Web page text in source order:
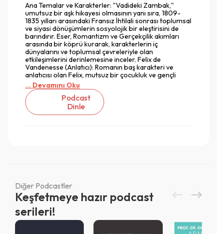
Ana Temalar ve Karakterler: "Vadideki Zambak,"
umutsuz bir aşk hikayesi olmasının yanı sıra, 1809-
1835 yılları arasındaki Fransız İhtilali sonrası toplumsal
ve siyasi dönüşümlerin sosyolojik bir eleştirisini de
barındırır. Eser, Romantizm ve Gerçekçilik akımları
arasında bir köprü kurarak, karakterlerin iç
dünyalarını ve toplumsal çevreleriyle olan
etkileşimlerini derinlemesine inceler. Felix de
Vandenesse (Anlatıcı): Romanın baş karakteri ve
anlatıcısı olan Felix, mutsuz bir çocukluk ve gençli
... Devamını Oku
Podcast
Dinle
Diğer Podcastler
Keşfetmeye hazır podcast
serileri!
Vazgeç